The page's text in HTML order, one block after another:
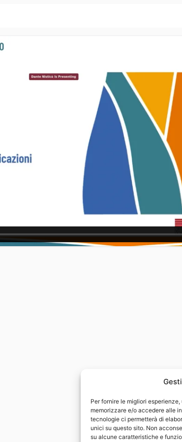
Per fornire le migliori
memorizzare e/o accedere alle
tecnologie ci permetterà di
unici su questo sito. Non
su alcune caratteristiche e